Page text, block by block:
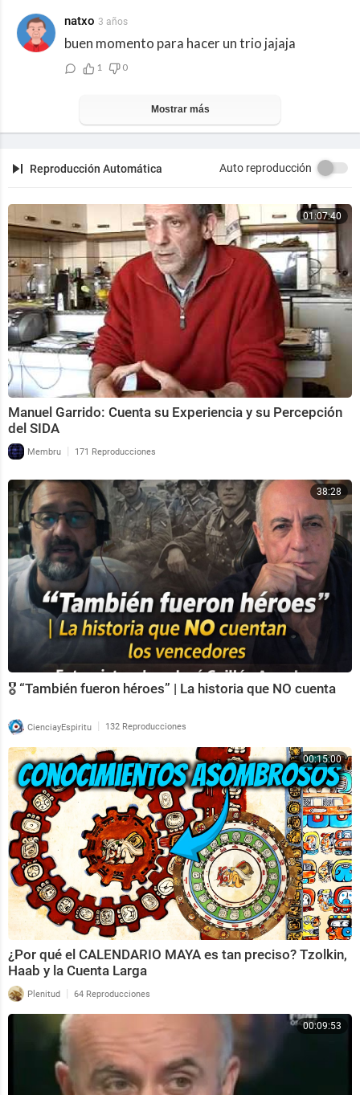
natxo 3 años
buen momento para hacer un trio jajaja
1 0
Mostrar más
Reproducción Automática Auto reproducción
01:07:40
Manuel Garrido: Cuenta su Experiencia y su Percepción
del SIDA
Membru | 171 Reproducciones
38:28
🎖️ “También fueron héroes” | La historia que NO cuenta
CienciayEspiritu | 132 Reproducciones
00:15:00
¿Por qué el CALENDARIO MAYA es tan preciso? Tzolkin,
Haab y la Cuenta Larga
Plenitud | 64 Reproducciones
00:09:53